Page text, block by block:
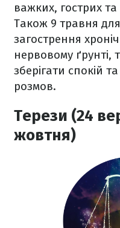
важких, гострих
Також 9 травня для
загострення
нервовому ґрунті,
зберігати спокій
розмов.
Терези (24
жовтня)